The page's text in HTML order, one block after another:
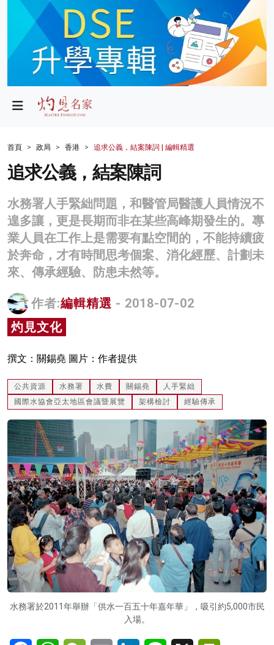
政局
財經
生活
商業
科技
影片
名家榜
灼見活動
首頁 政局 香港 追求公義，結案陳詞 | 編輯精選
追求公義，結案陳詞
水務署人手緊絀問題，和醫管局醫護人員情況不
遑多讓，更是長期而非在某些高峰期發生的。專
業人員在工作上是需要有點空間的，不能持續疲
於奔命，才有時間思考個案、消化經歷、計劃未
來、傳承經驗、防患未然等。
作者:編輯精選 - 2018-07-02
灼見文化
撰文：關錫堯 圖片：作者提供
公共資源 水務署 水費 關錫堯
人手緊絀
國際水協會亞太地區會議暨展覽
架構檢討 經驗傳承
水務署於2011年舉辦「供水一百五十年嘉年華」，吸引約5,000市民
入場。